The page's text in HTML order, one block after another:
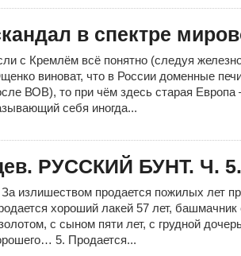
в спектре
с Кремлём всё понятно (следуя
виноват, что в России доменные
ВОВ), то при чём здесь старая
себя иногда...
РУССКИЙ БУНТ. Ч. 5.
излишеством продается пожилых лет
хороший лакей 57 лет,
с сыном пяти лет, с грудной
5. Продается...